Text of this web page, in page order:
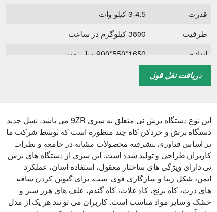
قدرت
3-4.5 کیلو وات
ظرفیت
3800 کیلوگرم در ساعت
اندازه
1650*550*900 میلی متر
وزن
دریافت نقل قول
این نوع دستگاه برش نی متعلق به سری 9ZR می باشد. نسل جدید
دستگاه برش و خردکن کاه چند منظوره است که توسط شرکت ما
بر اساس فناوری پیشرفته محصولات مشابه در جامعه و نظرات
کاربران طراحی و تولید شده است. این سری از دستگاه های برش
نی دارای ویژگی های ساختار معقول، استفاده آسان، عملکرد
ایمن، شکل زیبا و سازگاری قوی است. برای گیوتن کردن ساقه
های ذرت، کاه برنج، کاه غلات، کاه گندم، علف های هرز سبز و
خشک و سایر مواد مناسب است. کاربران می توانند هر یک از مدل